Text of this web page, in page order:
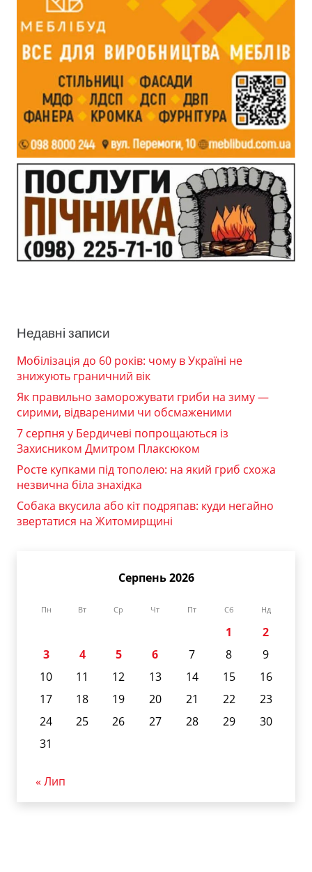
Недавні записи
Мобілізація до 60 років: чому в Україні не
знижують граничний вік
Як правильно заморожувати гриби на зиму —
сирими, відвареними чи обсмаженими
7 серпня у Бердичеві попрощаються із
Захисником Дмитром Плаксюком
Росте купками під тополею: на який гриб схожа
незвична біла знахідка
Собака вкусила або кіт подряпав: куди негайно
звертатися на Житомирщині
Серпень 2026
Пн Вт Ср Чт Пт Сб Нд
1
2
3
4 5 6 7 8
9
10
11 12 13 14 15
16
17
18 19 20 21 22
23
24
25 26 27 28 29
30
31
« Лип